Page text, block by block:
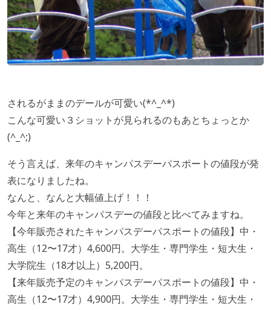
されるがままのデールが可愛い(*^_^*)
こんな可愛い３ショットが見られるのもあとちょっとか
(^_^;)
そう言えば、来年のキャンパスデーパスポートの値段が発
表になりましたね。
なんと、なんと大幅値上げ！！！
今年と来年のキャンパスデーの値段と比べてみますね。
【今年販売されたキャンパスデーパスポートの値段】中・
高生（12〜17才）4,600円。大学生・専門学生・短大生・
大学院生（18才以上）5,200円。
【来年販売予定のキャンパスデーパスポートの値段】中・
高生（12〜17才）4,900円。大学生・専門学生・短大生・